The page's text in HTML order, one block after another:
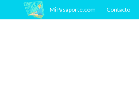
MiPasaporte.com Contacto